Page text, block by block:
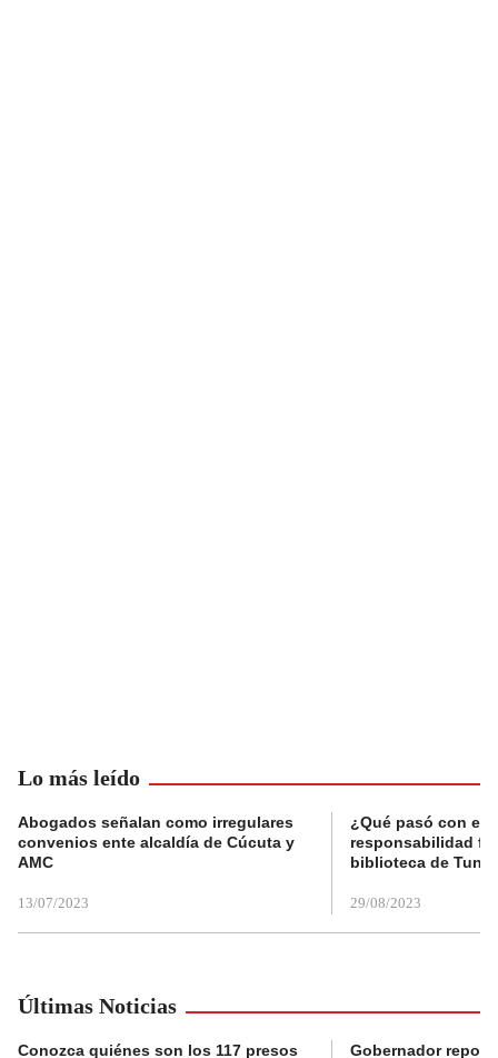
Lo más leído
Abogados señalan como irregulares
convenios ente alcaldía de Cúcuta y
AMC
13/07/2023
¿Qué pasó con el
responsabilidad
biblioteca de
29/08/2023
Últimas Noticias
Conozca quiénes son los 117 presos
Gobernador